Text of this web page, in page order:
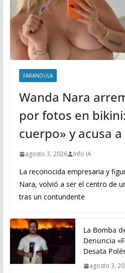
FARANDULA
Wanda Nara
por fotos en
cuerpo» y acusa
agosto 3, 2026 Info IA
La reconocida empresaria y
Nara, volvió a ser el centro de
tras un contundente
La Bomba
Denuncia
Desata
agosto 3,